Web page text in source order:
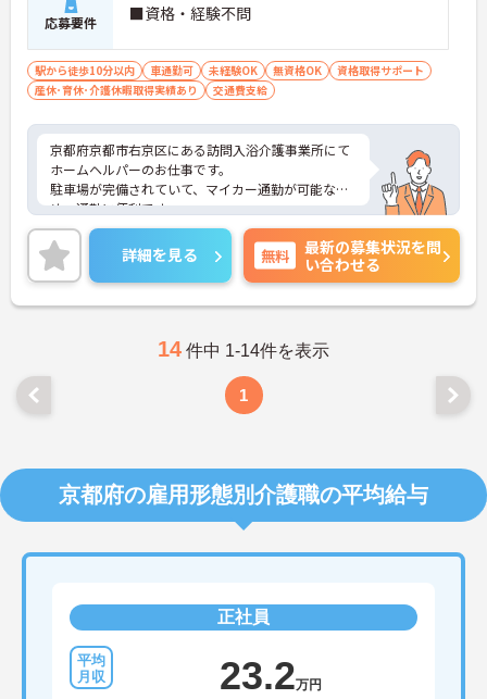
応募要件 ■資格・経験不問
駅から徒歩10分以内 車通勤可 未経験OK 無資格OK
資格取得サポート
産休･育休･介護休暇取得実績あり
交通費支給
京都府京都市右京区にある訪問入浴介護事業所にて
ホームヘルパーのお仕事です。
駐車場が完備されていて、マイカー通勤が可能なた
め、通勤に便利です。
ご興味ある方には、面接対策ポイントなど、さらに
詳細をお話しいたしますのでお気軽にご相談くださ
い。
詳細を見る 無料
最新の募集状況を問
い合わせる
14 件中 1-14件を表示
1
京都府の雇用形態別介護職の平均給与
正社員
23.2万円